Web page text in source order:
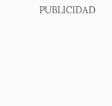
PUBLICIDAD